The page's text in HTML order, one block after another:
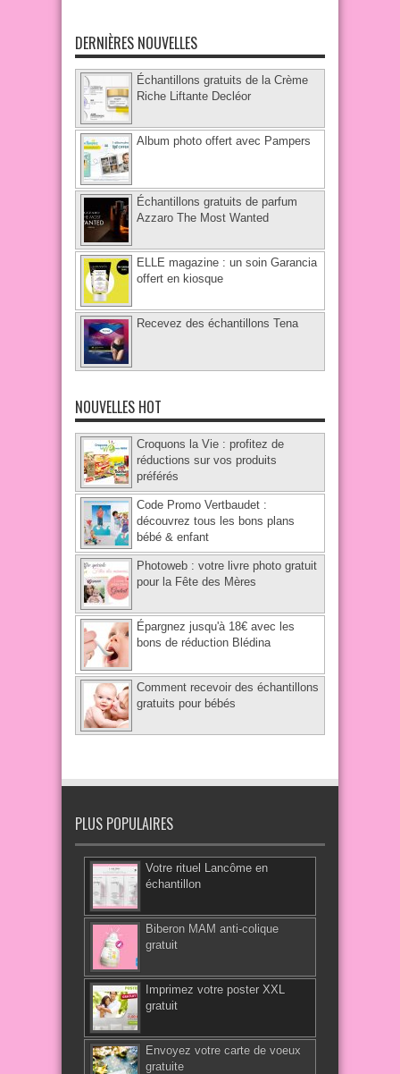
DERNIÈRES NOUVELLES
Échantillons gratuits de la Crème
Riche Liftante Decléor
Album photo offert avec Pampers
Échantillons gratuits de parfum
Azzaro The Most Wanted
ELLE magazine : un soin Garancia
offert en kiosque
Recevez des échantillons Tena
NOUVELLES HOT
Croquons la Vie : profitez de
réductions sur vos produits
préférés
Code Promo Vertbaudet :
découvrez tous les bons plans
bébé & enfant
Photoweb : votre livre photo gratuit
pour la Fête des Mères
Épargnez jusqu'à 18€ avec les
bons de réduction Blédina
Comment recevoir des échantillons
gratuits pour bébés
PLUS POPULAIRES
Votre rituel Lancôme en
échantillon
Biberon MAM anti-colique
gratuit
Imprimez votre poster XXL
gratuit
Envoyez votre carte de voeux
gratuite